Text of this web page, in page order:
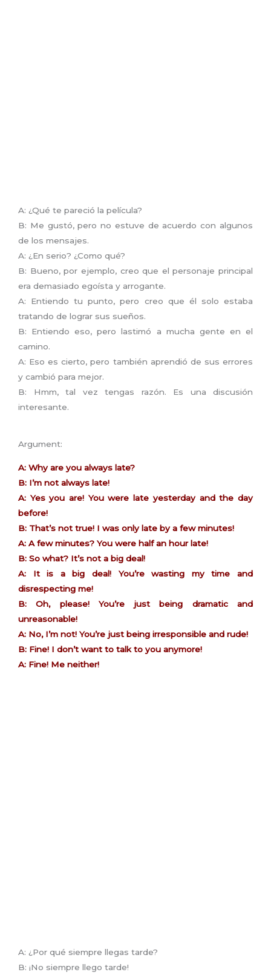
A: ¿Qué te pareció la película?
B: Me gustó, pero no estuve de acuerdo con algunos
de los mensajes.
A: ¿En serio? ¿Como qué?
B: Bueno, por ejemplo, creo que el personaje principal
era demasiado egoísta y arrogante.
A: Entiendo tu punto, pero creo que él solo estaba
tratando de lograr sus sueños.
B: Entiendo eso, pero lastimó a mucha gente en el
camino.
A: Eso es cierto, pero también aprendió de sus errores
y cambió para mejor.
B: Hmm, tal vez tengas razón. Es una discusión
interesante.
Argument:
A: Why are you always late?
B: I’m not always late!
A: Yes you are! You were late yesterday and the day
before!
B: That’s not true! I was only late by a few minutes!
A: A few minutes? You were half an hour late!
B: So what? It’s not a big deal!
A: It is a big deal! You’re wasting my time and
disrespecting me!
B: Oh, please! You’re just being dramatic and
unreasonable!
A: No, I’m not! You’re just being irresponsible and rude!
B: Fine! I don’t want to talk to you anymore!
A: Fine! Me neither!
A: ¿Por qué siempre llegas tarde?
B: ¡No siempre llego tarde!